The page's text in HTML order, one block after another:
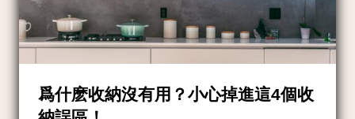
爲什麽收納沒有用？小心掉進這4個收